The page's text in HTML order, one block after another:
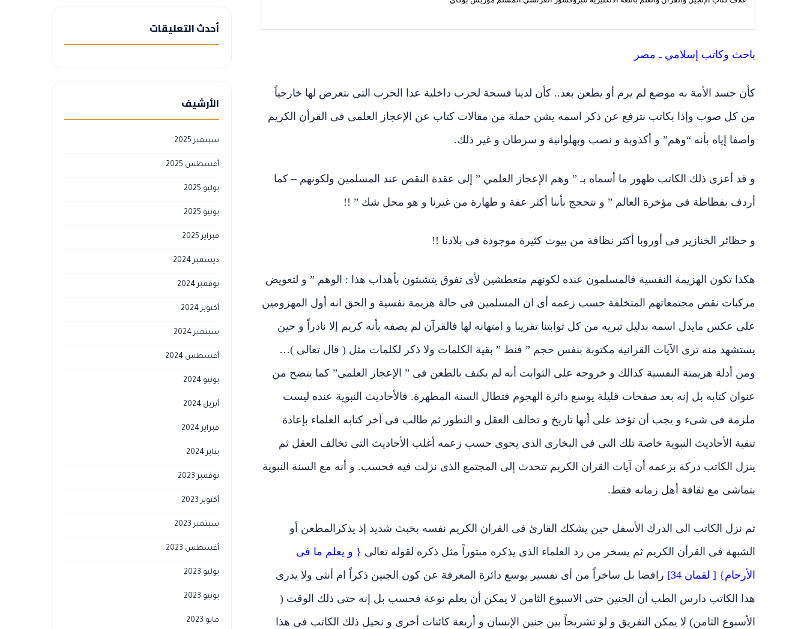
باحث وكاتب إسلامي ـ مصر
كأن جسد الأمة به موضع لم يرم أو يطعن بعد.. كأن لدينا فسحة لحرب داخلية عدا الحرب التى نتعرض لها خارجياً
من كل صوب وإذا بكاتب نترفع عن ذكر اسمه يشن حملة من مقالات كتاب عن الإعجاز العلمى فى القرأن الكريم
واصفا إياه بأنه “وهم” و أكذوبة و نصب وبهلوانية و سرطان و غير ذلك.
و قد أعزى ذلك الكاتب ظهور ما أسماه بـ ” وهم الإعجاز العلمي ” إلى عقدة النقص عند المسلمين ولكونهم – كما
أردف بفظاظة فى مؤخرة العالم ” و نتحجج بأننا أكثر عفة و طهارة من غيرنا و هو محل شك ” !!
و حظائر الخنازير فى أوروبا أكثر نظافة من بيوت كثيرة موجودة فى بلادنا !!
هكذا تكون الهزيمة النفسية فالمسلمون عنده لكونهم متعطشين لأى تفوق يتشبثون بأهداب هذا : الوهم ” و لتعويض
مركبات نقص مجتمعاتهم المتخلفة حسب زعمه أى ان المسلمين فى حالة هزيمة نفسية و الحق انه أول المهزومين
على عكس مايدل اسمه بدليل تبريه من كل ثوابتنا تقريبا و امتهانه لها فالقرآن لم يصفه بأنه كريم إلا نادراً و حين
يستشهد منه ترى الآيات القرانية مكتوبة بنفس حجم ” فنط ” بقية الكلمات ولا ذكر لكلمات مثل ( قال تعالى )…
ومن أدلة هزيمتة النفسية كذالك و خروجه على الثوابت أنه لم يكتف بالطعن فى ” الإعجاز العلمى” كما يتضح من
عنوان كتابه بل إنه بعد صفحات قليلة يوسع دائرة الهجوم فتطال السنة المطهرة. فالأحاديث النبوية عنده ليست
ملزمة فى شىء و يجب أن تؤخذ على أنها تاريخ و تخالف العقل و التطور ثم طالب فى آخر كتابه العلماء بإعادة
تنقية الأحاديث النبوية خاصة تلك التى فى البخارى الذى يحوى حسب زعمه أغلب الأحاديث التى تخالف العقل ثم
ينزل الكاتب دركة بزعمه أن آيات القران الكريم تتحدث إلى المجتمع الذى نزلت فيه فحسب. و أنه مع السنة النبوية
يتماشى مع ثقافة أهل زمانه فقط.
ثم نزل الكاتب الى الدرك الأسفل حين يشكك القارئ فى القران الكريم نفسه بخبث شديد إذ يذكرالمطعن أو
الشبهة فى القرأن الكريم ثم يسخر من رد العلماء الذى يذكره مبتوراً مثل ذكره لقوله تعالى { و يعلم ما فى
الأرحام} [ لقمان 34]
رافضا بل ساخراً من أى تفسير يوسع دائرة المعرفة عن كون الجنين ذكراً ام أنثى ولا يدرى
هذا الكاتب دارس الطب أن الجنين حتى الاسبوع الثامن لا يمكن أن يعلم نوعة فحسب بل إنه حتى ذلك الوقت (
الأسبوع الثامن) لا يمكن التفريق و لو تشريحاً بين جنين الإنسان و أربعة كائنات أخرى و نحيل ذلك الكاتب فى هذا
أحدث التعليقات
الأرشيف
سبتمبر 2025
أغسطس 2025
يوليو 2025
يونيو 2025
فبراير 2025
ديسمبر 2024
نوفمبر 2024
أكتوبر 2024
سبتمبر 2024
أغسطس 2024
يونيو 2024
أبريل 2024
فبراير 2024
يناير 2024
نوفمبر 2023
أكتوبر 2023
سبتمبر 2023
أغسطس 2023
يوليو 2023
يونيو 2023
مايو 2023